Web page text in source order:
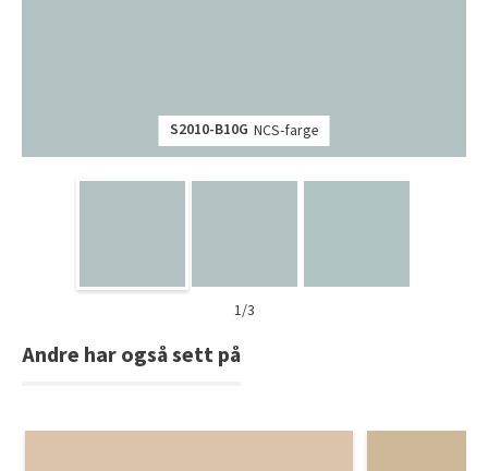
S2010-B10G NCS-farge
1/3
Andre har også sett på